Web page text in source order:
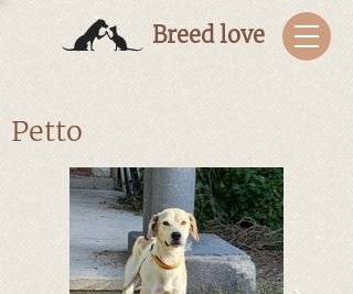
Breed love
Petto